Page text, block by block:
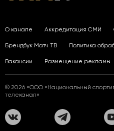
О канале Аккредитация СМИ
Брендбук Матч ТВ Политика
Вакансии Размещение рекламы
© 2026 «ООО «Национальный
телеканал»